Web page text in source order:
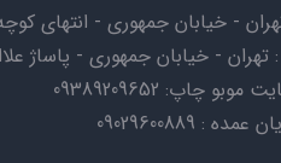
- خیابان جمهوری - انتهای کوچه لاله -
: تهران - خیابان جمهوری - پاساژ
موبو چاپ: 09389209652
: 09029600889